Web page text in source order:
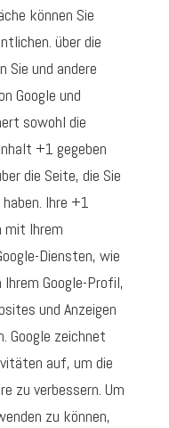
können Sie
über die
und andere
Google und
sowohl die
+1 gegeben
die Seite, die Sie
Ihre +1
mit Ihrem
Diensten, wie
Google-Profil,
und Anzeigen
Google zeichnet
auf, um die
zu verbessern. Um
zu können,